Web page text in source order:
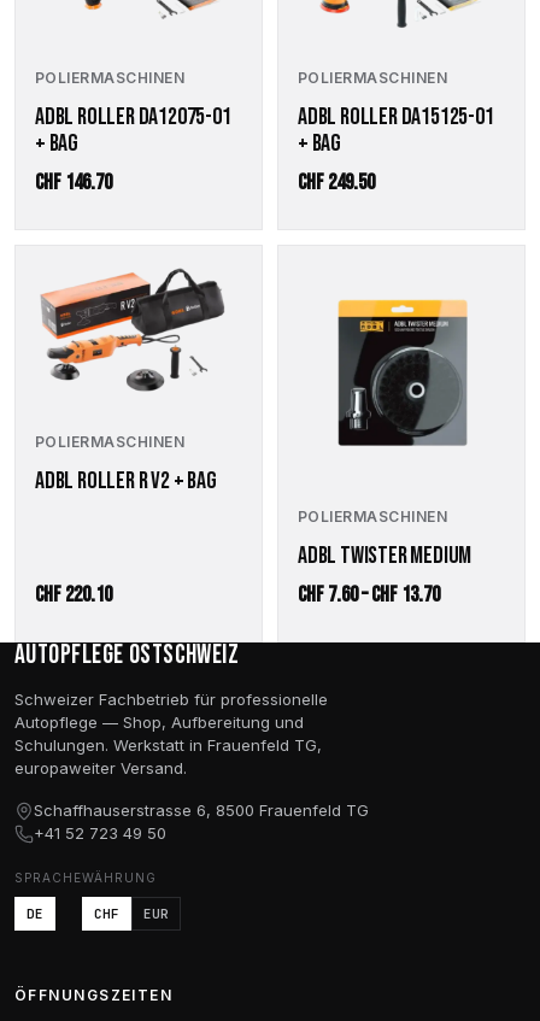
POLIERMASCHINEN
ADBL ROLLER DA12075-01
+ BAG
CHF 146.70
POLIERMASCHINEN
ADBL ROLLER DA15125-01
+ BAG
CHF249.50
POLIERMASCHINEN
ADBL ROLLER R V2 + BAG
CHF220.10
POLIERMASCHINEN
ADBL TWISTER MEDIUM
CHF7.60–CHF 13.70Preisspanne:
Optionen
der
gewählt
werden
Autopflege Ostschweiz
Schweizer Fachbetrieb für professionelle
Autopflege — Shop, Aufbereitung und
Schulungen. Werkstatt in Frauenfeld TG,
europaweiter Versand.
Schaffhauserstrasse 6, 8500 Frauenfeld TG
+41 52 723 49 50
SPRACHE
DE
WÄHRUNG
CHF EUR
ÖFFNUNGSZEITEN